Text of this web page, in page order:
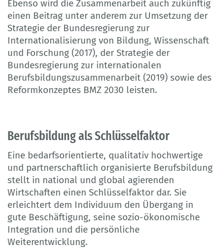
Ebenso wird die Zusammenarbeit auch zukünftig
einen Beitrag unter anderem zur Umsetzung der
Strategie der Bundesregierung zur
Internationalisierung von Bildung, Wissenschaft
und Forschung (2017), der Strategie der
Bundesregierung zur internationalen
Berufsbildungszusammenarbeit (2019) sowie des
Reformkonzeptes BMZ 2030 leisten.
Berufsbildung als Schlüsselfaktor
Eine bedarfsorientierte, qualitativ hochwertige
und partnerschaftlich organisierte Berufsbildung
stellt in national und global agierenden
Wirtschaften einen Schlüsselfaktor dar. Sie
erleichtert dem Individuum den Übergang in
gute Beschäftigung, seine sozio-ökonomische
Integration und die persönliche
Weiterentwicklung.